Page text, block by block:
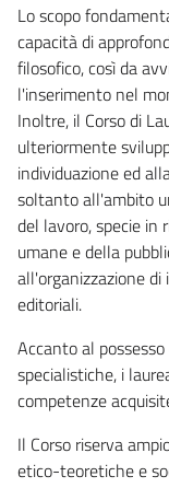
Lo scopo
capacità di
filosofico, così da
l'inserimento nel
Inoltre, il Corso di
ulteriormente
individuazione ed
soltanto all'ambito
del lavoro, specie in
umane e della
all'organizzazione
editoriali.
Accanto al
specialistiche, i
competenze
Il Corso riserva
etico-teoretiche e